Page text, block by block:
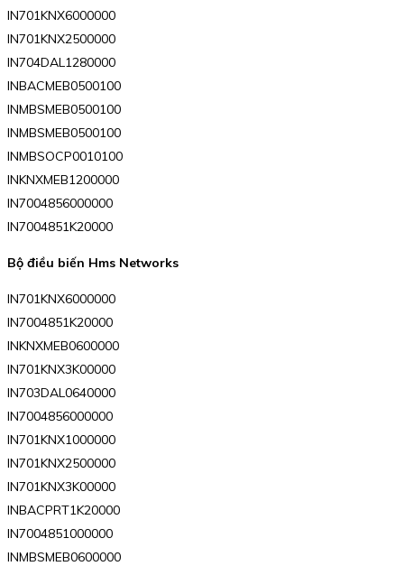
IN701KNX6000000
IN701KNX2500000
IN704DAL1280000
INBACMEB0500100
INMBSMEB0500100
INMBSMEB0500100
INMBSOCP0010100
INKNXMEB1200000
IN7004856000000
IN7004851K20000
Bộ điều biến Hms Networks
IN701KNX6000000
IN7004851K20000
INKNXMEB0600000
IN701KNX3K00000
IN703DAL0640000
IN7004856000000
IN701KNX1000000
IN701KNX2500000
IN701KNX3K00000
INBACPRT1K20000
IN7004851000000
INMBSMEB0600000